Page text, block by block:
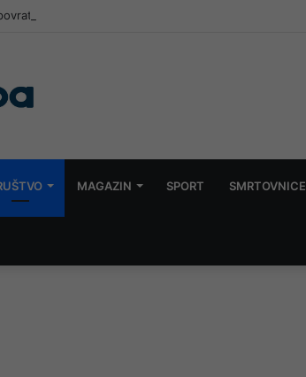
22 radnika Komunalnog Mostar na posao
MAGAZIN SPORT SMRTOVNICE